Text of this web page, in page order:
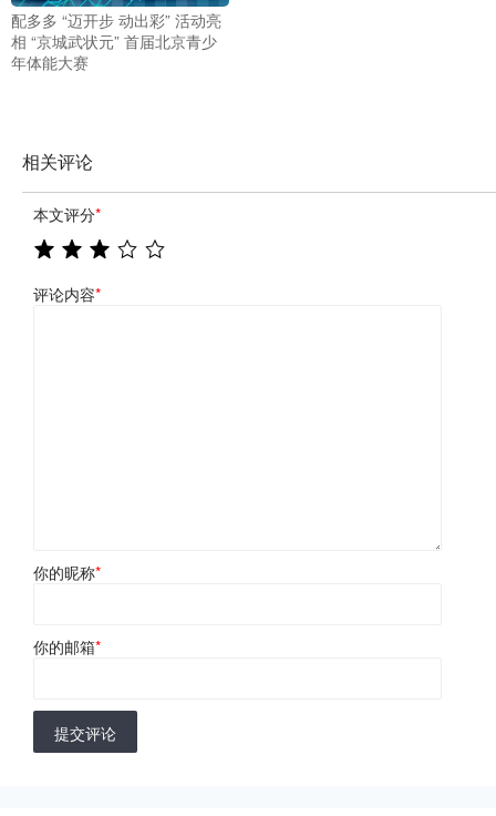
配多多 “迈开步 动出彩” 活动亮
相 “京城武状元” 首届北京青少
年体能大赛
相关评论
本文评分*
评论内容*
你的昵称*
你的邮箱*
提交评论